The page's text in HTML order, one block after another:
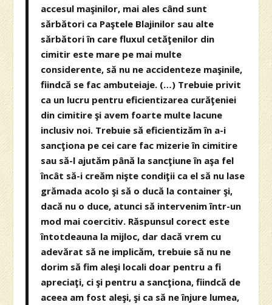
accesul maşinilor, mai ales când sunt
sărbători ca Paştele Blajinilor sau alte
sărbători în care fluxul cetăţenilor din
cimitir este mare pe mai multe
considerente, să nu ne accidenteze maşinile,
fiindcă se fac ambuteiaje. (…) Trebuie privit
ca un lucru pentru eficientizarea curăţeniei
din cimitire şi avem foarte multe lacune
inclusiv noi. Trebuie să eficientizăm în a-i
sancţiona pe cei care fac mizerie în cimitire
sau să-l ajutăm până la sancţiune în aşa fel
încât să-i creăm nişte condiţii ca el să nu lase
grămada acolo şi să o ducă la container şi,
dacă nu o duce, atunci să intervenim într-un
mod mai coercitiv. Răspunsul corect este
întotdeauna la mijloc, dar dacă vrem cu
adevărat să ne implicăm, trebuie să nu ne
dorim să fim aleşi locali doar pentru a fi
apreciaţi, ci şi pentru a sancţiona, fiindcă de
aceea am fost aleşi, şi ca să ne înjure lumea,